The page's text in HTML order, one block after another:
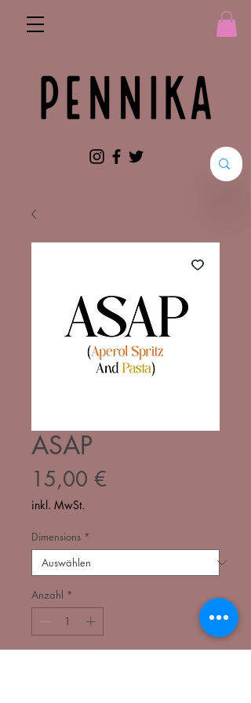
ASAP
15,00 €
inkl. MwSt.
Dimensions *
Anzahl *